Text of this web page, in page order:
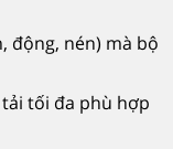
động, nén) mà bộ
tối đa phù hợp